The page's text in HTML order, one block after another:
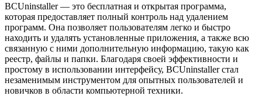
BCUninstaller — это бесплатная и открытая программа,
которая предоставляет полный контроль над удалением
программ. Она позволяет пользователям легко и быстро
находить и удалять установленные приложения, а также всю
связанную с ними дополнительную информацию, такую как
реестр, файлы и папки. Благодаря своей эффективности и
простому в использовании интерфейсу, BCUninstaller стал
незаменимым инструментом для опытных пользователей и
новичков в области компьютерной техники.